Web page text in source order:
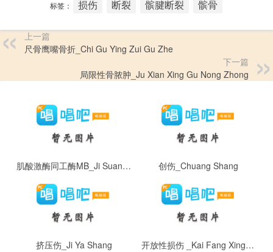
标签： 损伤 断裂 髌腱断裂 髌骨
上一篇
尺骨鹰嘴骨折_Chi Gu Ying Zui Gu Zhe
下一篇
局限性骨脓肿_Ju Xian Xing Gu Nong Zhong
肌酸激酶同工酶MB_Ji Suan Ji Mei Tong Gong Mei M B 创伤_Chuang Shang
挤压伤_Ji Ya Shang 开放性损伤 _Kai Fang Xing Sun Shang